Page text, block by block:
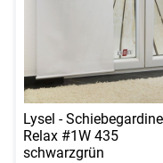
Lysel - Schiebegardine
Relax #1W 435
schwarzgrün